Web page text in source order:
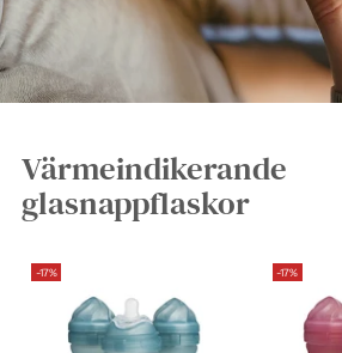
Värmeindikerande
glasnappflaskor
-17% -17%